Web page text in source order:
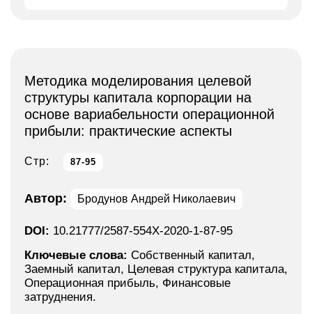
Методика моделирования целевой
структуры капитала корпорации на
основе вариабельности операционной
прибыли: практические аспекты
Стр: 87-95
Автор: Бродунов Андрей Николаевич
DOI: 10.21777/2587-554X-2020-1-87-95
Ключевые слова: Собственный капитал,
Заемный капитал, Целевая структура капитала,
Операционная прибыль, Финансовые
затруднения.